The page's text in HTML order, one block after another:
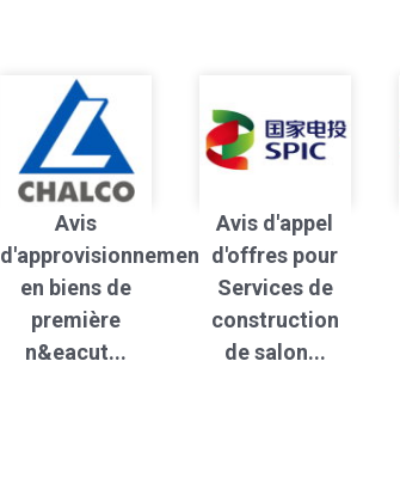
Avis
d'approvisionnement
en biens de
première
n&eacut...
Avis d'appel
d'offres pour
Services de
construction
de salon...